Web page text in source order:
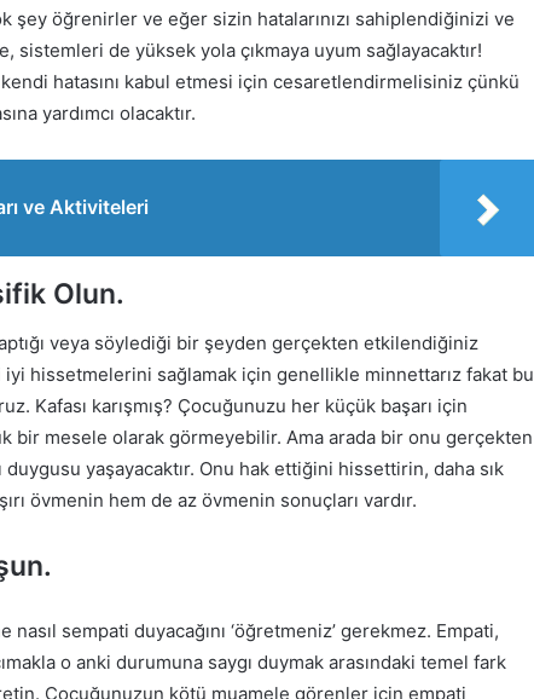
şey öğrenirler ve eğer sizin hatalarınızı sahiplendiğinizi ve
sistemleri de yüksek yola çıkmaya uyum sağlayacaktır!
hatasını kabul etmesi için cesaretlendirmelisiniz çünkü
yardımcı olacaktır.
ve Aktiviteleri
Olun.
veya söylediği bir şeyden gerçekten etkilendiğiniz
iyi hissetmelerini sağlamak için genellikle minnettarız fakat bu
Kafası karışmış? Çocuğunuzu her küçük başarı için
bir mesele olarak görmeyebilir. Ama arada bir onu gerçekten
yaşayacaktır. Onu hak ettiğini hissettirin, daha sık
övmenin hem de az övmenin sonuçları vardır.
sempati duyacağını ‘öğretmeniz’ gerekmez. Empati,
o anki durumuna saygı duymak arasındaki temel fark
Çocuğunuzun kötü muamele görenler için empati